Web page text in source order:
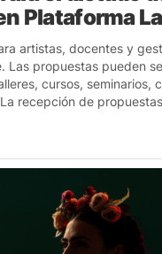
Plataforma
artistas, docentes y
Las propuestas pueden
cursos, seminarios,
recepción de